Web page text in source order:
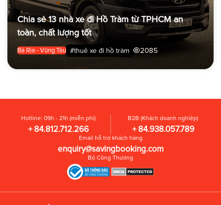
Chia sẻ 13 nhà xe đi Hồ Tràm từ TPHCM an
toàn, chất lượng tốt
Bà Rịa - Vũng Tàu #thuê xe đi hồ tràm 2085
Hotline: 09h - 21h (miễn phí)
+ 84.812.712.266
B2B (Khách doanh nghiệp)
+ 84.938.057.789
Email hỗ trợ khách hàng
enquiry@savingbooking.com
Bộ Công Thương